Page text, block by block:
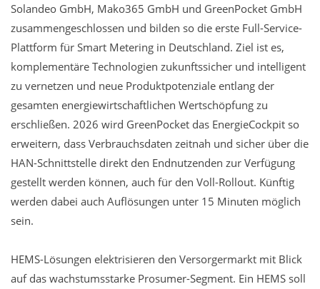
Solandeo GmbH, Mako365 GmbH und GreenPocket GmbH
zusammengeschlossen und bilden so die erste Full-Service-
Plattform für Smart Metering in Deutschland. Ziel ist es,
komplementäre Technologien zukunftssicher und intelligent
zu vernetzen und neue Produktpotenziale entlang der
gesamten energiewirtschaftlichen Wertschöpfung zu
erschließen. 2026 wird GreenPocket das EnergieCockpit so
erweitern, dass Verbrauchsdaten zeitnah und sicher über die
HAN-Schnittstelle direkt den Endnutzenden zur Verfügung
gestellt werden können, auch für den Voll-Rollout. Künftig
werden dabei auch Auflösungen unter 15 Minuten möglich
sein.
HEMS-Lösungen elektrisieren den Versorgermarkt mit Blick
auf das wachstumsstarke Prosumer-Segment. Ein HEMS soll